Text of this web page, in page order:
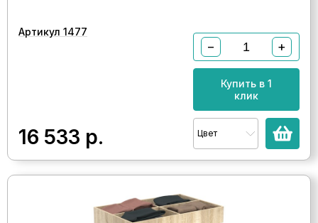
Артикул 1477
16 533 р.
− +
Купить в 1
клик
Цвет